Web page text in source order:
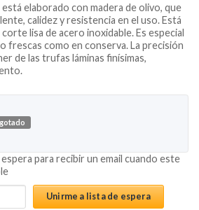
elaborado con madera de olivo, que
calidez y resistencia en el uso. Está
lisa de acero inoxidable. Es especial
frescas como en conserva. La precisión
de las trufas láminas finísimas,
para recibir un email cuando este
Unirme a lista de espera